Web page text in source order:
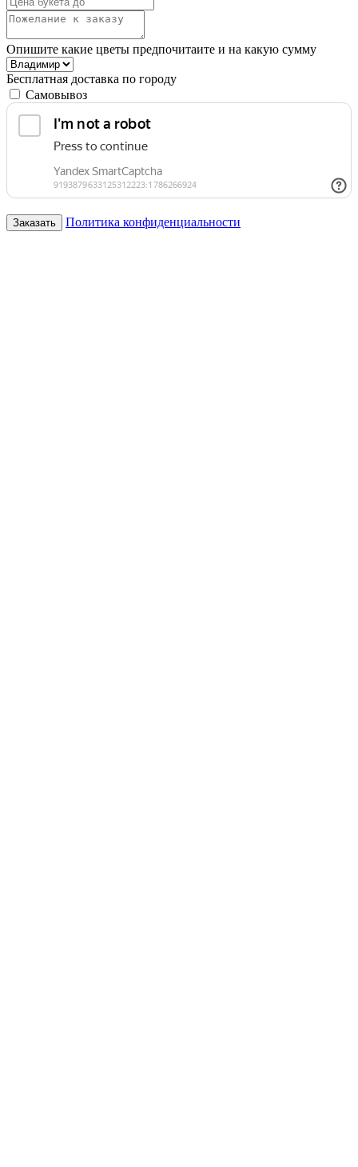
Опишите какие цветы предпочитаите и на какую сумму
Бесплатная доставка по городу
Самовывоз
Политика конфиденциальности